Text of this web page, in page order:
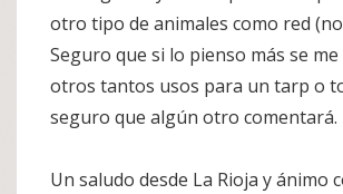
otro tipo de animales como red
Seguro que si lo pienso más se
otros tantos usos para un tarp o
seguro que algún otro comentará.
Un saludo desde La Rioja y ánimo